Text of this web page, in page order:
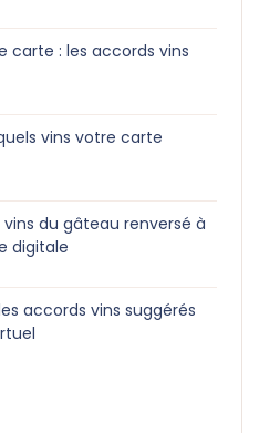
carte : les accords vins
vins votre carte
du gâteau renversé à
digitale
accords vins suggérés